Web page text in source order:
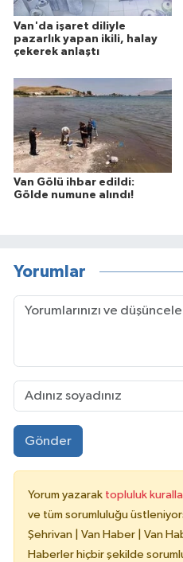
Van'da işaret diliyle
pazarlık yapan ikili, halay
çekerek anlaştı
Van Gölü ihbar edildi:
Gölde numune alındı!
Yorumlar
Gönder
Yorum yazarak topluluk
ve tüm sorumluluğu
Şehrivan | Van Haber | Van
Haberler hiçbir şekilde